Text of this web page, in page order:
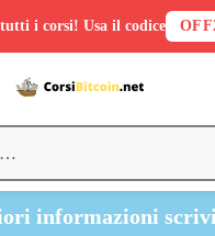
informazioni
i corsi! Usa il codice